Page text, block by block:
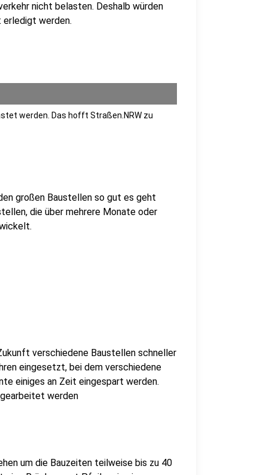
nicht belasten. Deshalb würden
erledigt werden.
werden. Das hofft Straßen.NRW zu
großen Baustellen so gut es geht
die über mehrere Monate oder
verschiedene Baustellen schneller
eingesetzt, bei dem verschiedene
einiges an Zeit eingespart werden.
gearbeitet werden
um die Bauzeiten teilweise bis zu 40